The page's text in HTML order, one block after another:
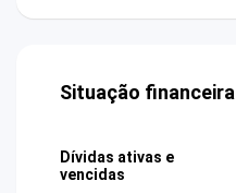
Situação financeira
Dívidas ativas e
vencidas